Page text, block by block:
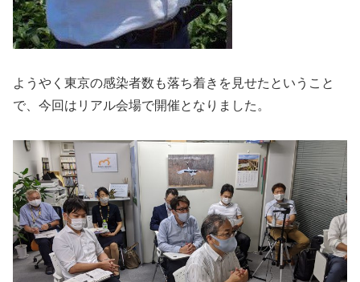
ようやく東京の感染者数も落ち着きを見せたということ
で、今回はリアル会場で開催となりました。